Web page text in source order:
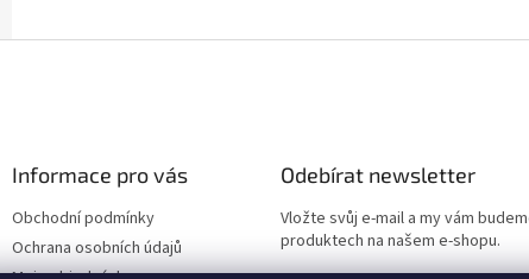
Informace pro vás
Obchodní podmínky
Ochrana osobních údajů
Odebírat newsletter
Vložte svůj e-mail a my vám
produktech na našem e-shopu.